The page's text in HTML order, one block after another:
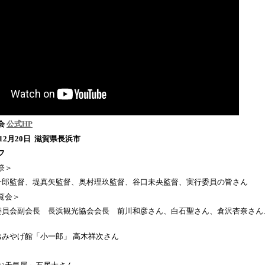
公式HP
月20日 滋賀県長浜市
＞
監督、堤真矢監督、奥村理玖監督、谷口未央監督、実行委員の皆さん
会＞
員会副会長 長浜観光協会会長 前川和彦さん、白石聖さん、倉沢杏奈さん
やげ館「小一郎」 高木祥次さん